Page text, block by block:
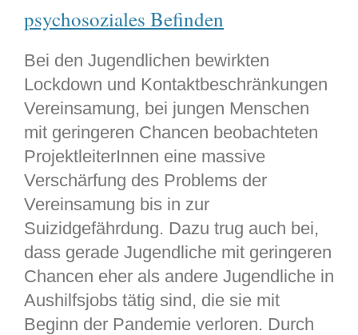
psychosoziales Befinden
Bei den Jugendlichen bewirkten
Lockdown und Kontaktbeschränkungen
Vereinsamung, bei jungen Menschen
mit geringeren Chancen beobachteten
ProjektleiterInnen eine massive
Verschärfung des Problems der
Vereinsamung bis in zur
Suizidgefährdung. Dazu trug auch bei,
dass gerade Jugendliche mit geringeren
Chancen eher als andere Jugendliche in
Aushilfsjobs tätig sind, die sie mit
Beginn der Pandemie verloren. Durch